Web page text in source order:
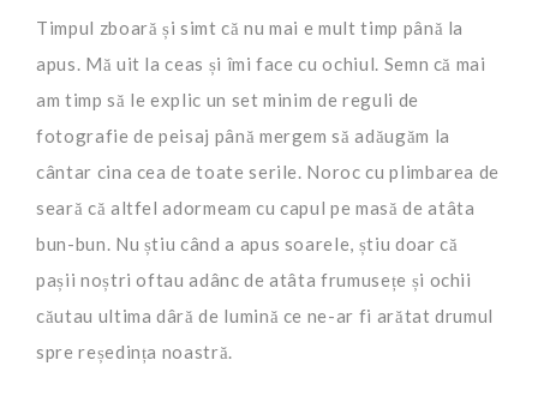
Timpul zboară și simt că nu mai e mult timp până la
apus. Mă uit la ceas și îmi face cu ochiul. Semn că mai
am timp să le explic un set minim de reguli de
fotografie de peisaj până mergem să adăugăm la
cântar cina cea de toate serile. Noroc cu plimbarea de
seară că altfel adormeam cu capul pe masă de atâta
bun-bun. Nu știu când a apus soarele, știu doar că
pașii noștri oftau adânc de atâta frumusețe și ochii
căutau ultima dâră de lumină ce ne-ar fi arătat drumul
spre reședința noastră.